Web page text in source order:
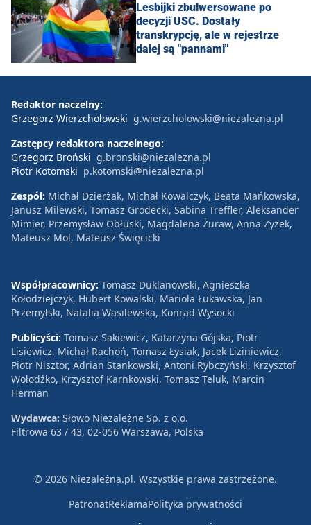
Lesbijki zbulwersowane po
decyzji USC. Dostały
transkrypcję, ale w rejestrze
dalej są "pannami"
Redaktor naczelny:
Grzegorz Wierzchołowski g.wierzcholowski@niezalezna.pl
Zastępcy redaktora naczelnego:
Grzegorz Broński g.bronski@niezalezna.pl
Piotr Kotomski p.kotomski@niezalezna.pl
Zespół: Michał Dzierżak, Michał Kowalczyk, Beata Mańkowska,
Janusz Milewski, Tomasz Grodecki, Sabina Treffler, Aleksander
Mimier, Przemysław Obłuski, Magdalena Żuraw, Anna Zyzek,
Mateusz Mol, Mateusz Święcicki
Współpracownicy: Tomasz Duklanowski, Agnieszka
Kołodziejczyk, Hubert Kowalski, Mariola Łukawska, Jan
Przemyłski, Natalia Wasilewska, Konrad Wysocki
Publicyści: Tomasz Sakiewicz, Katarzyna Gójska, Piotr
Lisiewicz, Michał Rachoń, Tomasz Łysiak, Jacek Liziniewicz,
Piotr Nisztor, Adrian Stankowski, Antoni Rybczyński, Krzysztof
Wołodźko, Krzysztof Karnkowski, Tomasz Teluk, Marcin
Herman
Wydawca: Słowo Niezależne Sp. z o.o.
Filtrowa 63 / 43, 02-056 Warszawa, Polska
© 2026 Niezależna.pl. Wszystkie prawa zastrzeżone.
PatronatReklamaPolityka prywatności